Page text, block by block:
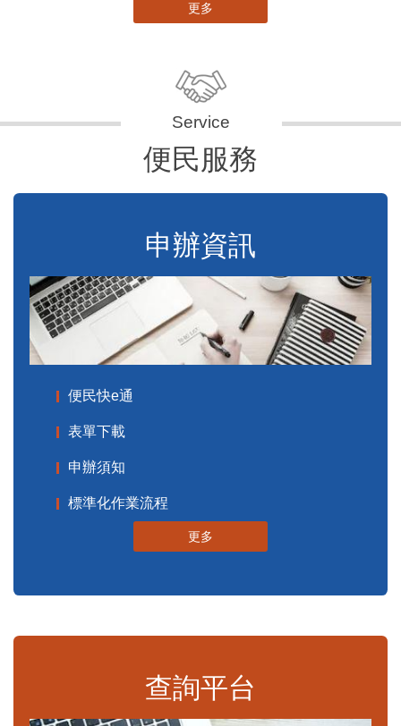
更多
便民服務
申辦資訊
便民快e通
表單下載
申辦須知
標準化作業流程
更多
查詢平台